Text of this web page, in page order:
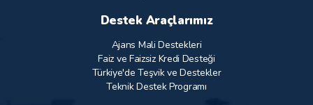
Destek Araçlarımız
Ajans Mali Destekleri
Faiz ve Faizsiz Kredi Desteği
Türkiye'de Teşvik ve Destekler
Teknik Destek Programı